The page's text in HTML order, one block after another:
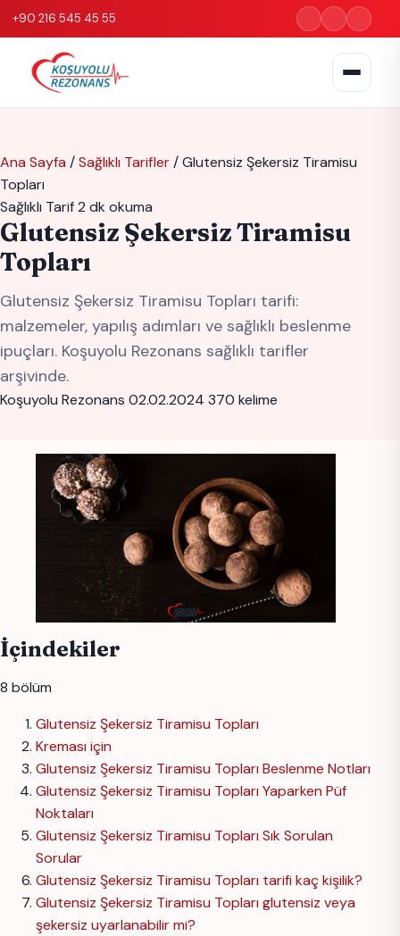
+90 216 545 45 55
Ana Sayfa /Sağlıklı Tarifler/Glutensiz Şekersiz Tiramisu
Topları
Sağlıklı Tarif2 dk okuma
Glutensiz Şekersiz Tiramisu
Topları
Glutensiz Şekersiz Tiramisu Topları tarifi:
malzemeler, yapılış adımları ve sağlıklı beslenme
ipuçları. Koşuyolu Rezonans sağlıklı tarifler
arşivinde.
Koşuyolu Rezonans 02.02.2024 370 kelime
İçindekiler
8 bölüm
Glutensiz Şekersiz Tiramisu Topları
Kreması için
Glutensiz Şekersiz Tiramisu Topları Beslenme Notları
Glutensiz Şekersiz Tiramisu Topları Yaparken Püf
Noktaları
Glutensiz Şekersiz Tiramisu Topları Sık Sorulan
Sorular
Glutensiz Şekersiz Tiramisu Topları tarifi kaç kişilik?
Glutensiz Şekersiz Tiramisu Topları glutensiz veya
şekersiz uyarlanabilir mi?